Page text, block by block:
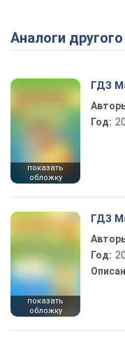
Аналоги
показать
обложку
ГДЗ
Год:
показать
обложку
ГДЗ
Год: